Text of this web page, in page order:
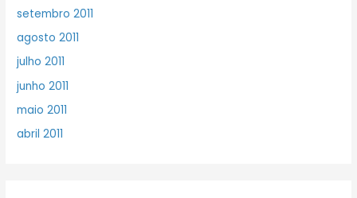
setembro 2011
agosto 2011
julho 2011
junho 2011
maio 2011
abril 2011